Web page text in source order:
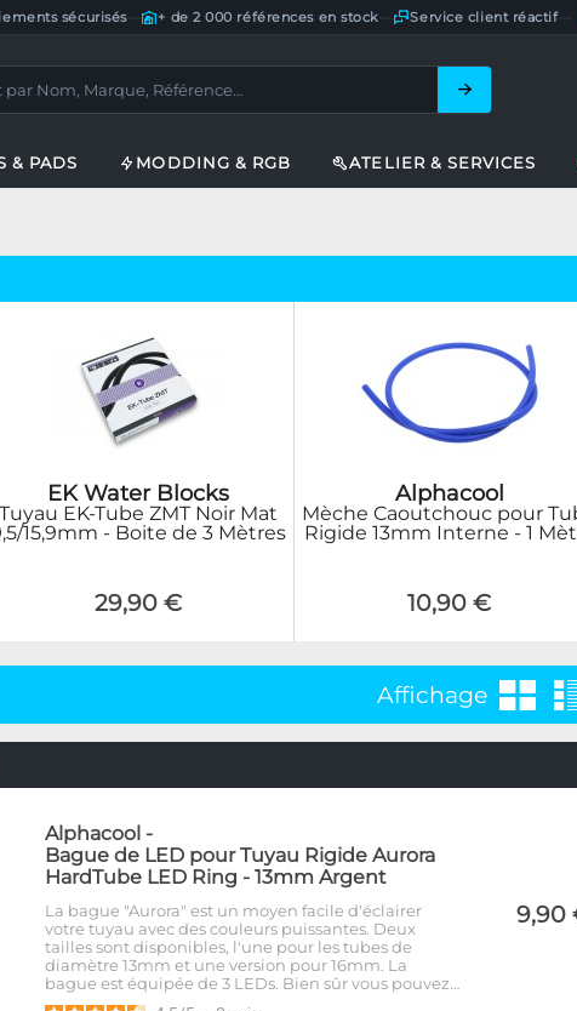
sécurisés— + de 2 000 références en stock Service client réactif—
& PADS MODDING & RGB ATELIER & SERVICES
EK Water Blocks
Tuyau EK-Tube ZMT Noir Mat
15,9mm - Boite de 3 Mètres
29,90 €
Alphacool
Mèche Caoutchouc pour
Rigide 13mm Interne - 1
10,90 €
Affichage
Alphacool -
Bague de LED pour Tuyau Rigide Aurora
HardTube LED Ring - 13mm Argent
La bague "Aurora" est un moyen facile d'éclairer
votre tuyau avec des couleurs puissantes. Deux
tailles sont disponibles, l'une pour les tubes de
diamètre 13mm et une version pour 16mm. La
bague est équipée de 3 LEDs. Bien sûr vous pouvez…
9,90